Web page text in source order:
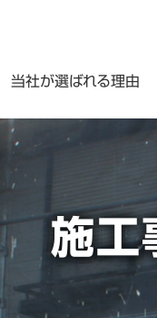
当社が選ばれる理由
施工